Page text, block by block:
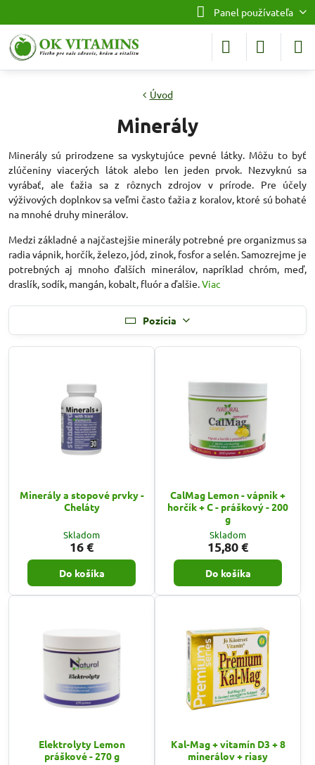
Panel používateľa
Úvod
Minerály
Minerály sú prirodzene sa vyskytujúce pevné látky. Môžu to byť
zlúčeniny viacerých látok alebo len jeden prvok. Nezvyknú sa
vyrábať, ale ťažia sa z rôznych zdrojov v prírode. Pre účely
výživových doplnkov sa veľmi často ťažia z koralov, ktoré sú bohaté
na mnohé druhy minerálov.
Medzi základné a najčastejšie minerály potrebné pre organizmus sa
radia vápnik, horčík, železo, jód, zinok, fosfor a selén. Samozrejme je
potrebných aj mnoho ďalších minerálov, napríklad chróm, meď,
draslík, sodík, mangán, kobalt, fluór a ďalšie.Viac
Pozícia
Minerály a stopové prvky -
Cheláty
Skladom
16 €
Do košíka
CalMag Lemon - vápnik +
horčík + C - práškový - 200
g
Skladom
15,80 €
Do košíka
Elektrolyty Lemon
práškové - 270 g
Kal-Mag + vitamín D3 + 8
minerálov + riasy